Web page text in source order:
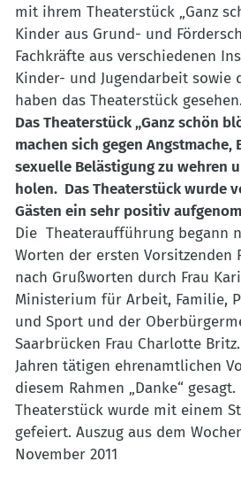
mit ihrem Theaterstück „Ganz
Kinder aus Grund- und
Fachkräfte aus verschiedenen
Kinder- und Jugendarbeit sowie
haben das Theaterstück gesehen.
Das Theaterstück „Ganz schön
machen sich gegen Angstmache,
sexuelle Belästigung zu wehren
holen. Das Theaterstück wurde
Gästen ein sehr positiv
Die Theateraufführung begann
Worten der ersten Vorsitzenden
nach Grußworten durch Frau
Ministerium für Arbeit, Familie,
und Sport und der
Saarbrücken Frau Charlotte
Jahren tätigen ehrenamtlichen
diesem Rahmen „Danke“
Theaterstück wurde mit einem
gefeiert. Auszug aus dem
November 2011